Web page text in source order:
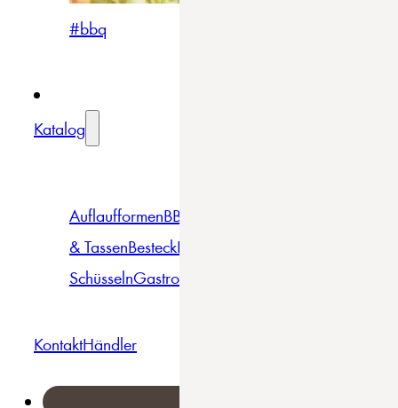
#bbq
Katalog
AuflaufformenBBQ
& TassenBesteckBowls &
SchüsselnGastro
KontaktHändler